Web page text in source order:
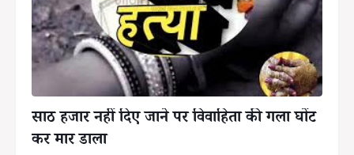
साठ हजार नहीं दिए जाने पर विवाहिता की गला घोंट
कर मार डाला